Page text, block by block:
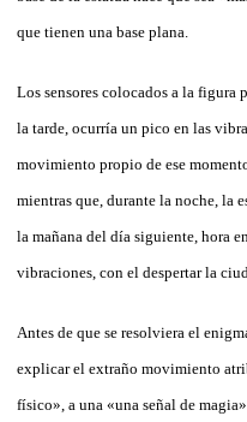
que tienen una base plana.
Los sensores colocados a la figura
la tarde, ocurría un pico en las
movimiento propio de ese
mientras que, durante la noche, la
la mañana del día siguiente, hora
vibraciones, con el despertar la
Antes de que se resolviera el
explicar el extraño movimiento
físico», a una «una señal de